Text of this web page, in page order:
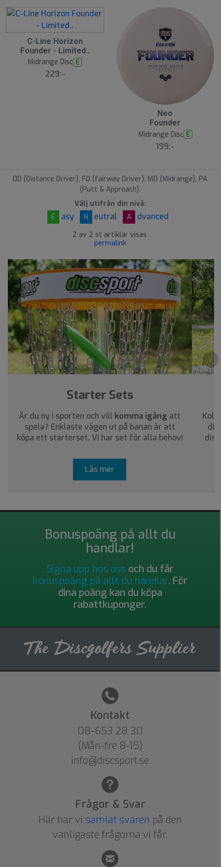
C-Line Horizon
Founder - Limited..
Midrange Disc E
229:-
Neo
Founder
Midrange Disc E
199:-
DD (Distance Driver), FD (fairway Driver), MD (Midrange), PA
(Putt & Approach).
Välj utifrån din nivå:
E
asy N eutral A dvanced
2 av 2 st artiklar visas.
permalink
›
Starter Sets
Är du ny i sporten och vill komma igång att
spela? Enklaste vägen ut på banan är att
köpa ett starterset. Vi har set för alla behov!
Läs mer
Bonuspoäng på allt du
handlar!
Signa upp hos oss och du får
bonuspoäng på allt du handlar. För
dina poäng kan du köpa
rabattkuponger.
Kontakt
08-653 28 30
(Mån-fre 8-15)
info@discsport.se
Frågor & Svar
Här har vi samlat svaren på den
vanligaste frågorna vi får.